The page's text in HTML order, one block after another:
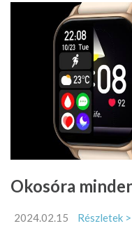
Okosóra
2024.02.15
Részletek